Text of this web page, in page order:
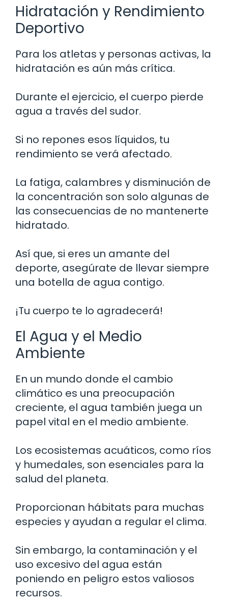
Hidratación y Rendimiento
Deportivo
Para los atletas y personas activas, la
hidratación es aún más crítica.
Durante el ejercicio, el cuerpo pierde
agua a través del sudor.
Si no repones esos líquidos, tu
rendimiento se verá afectado.
La fatiga, calambres y disminución de
la concentración son solo algunas de
las consecuencias de no mantenerte
hidratado.
Así que, si eres un amante del
deporte, asegúrate de llevar siempre
una botella de agua contigo.
¡Tu cuerpo te lo agradecerá!
El Agua y el Medio
Ambiente
En un mundo donde el cambio
climático es una preocupación
creciente, el agua también juega un
papel vital en el medio ambiente.
Los ecosistemas acuáticos, como ríos
y humedales, son esenciales para la
salud del planeta.
Proporcionan hábitats para muchas
especies y ayudan a regular el clima.
Sin embargo, la contaminación y el
uso excesivo del agua están
poniendo en peligro estos valiosos
recursos.